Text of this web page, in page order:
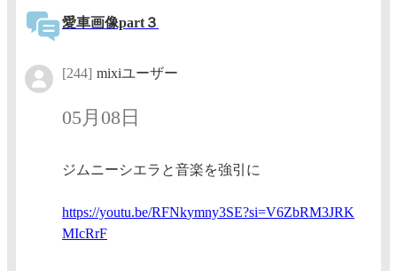
愛車画像part３
[244] mixiユーザー
05月08日
ジムニーシエラと音楽を強引に
https://youtu.be/RFNkymny3SE?si=V6ZbRM3JRK
MIcRrF